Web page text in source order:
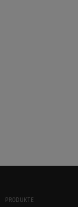
PRODUKTE